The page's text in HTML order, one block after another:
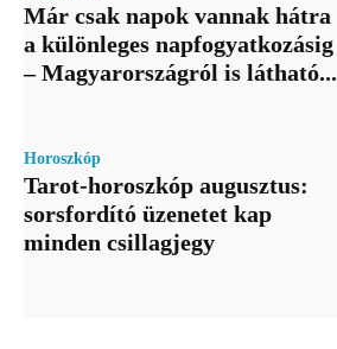
Már csak napok vannak hátra
a különleges napfogyatkozásig
– Magyarországról is látható...
Horoszkóp
Tarot-horoszkóp augusztus:
sorsfordító üzenetet kap
minden csillagjegy